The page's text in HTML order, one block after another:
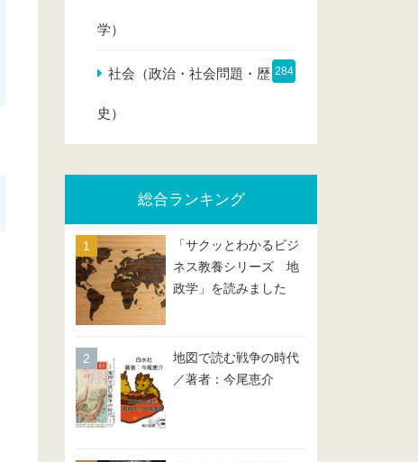
学）
社会（政治・社会問題・歴
史）
284
総合ランキング
「サクッとわかるビジ
ネス教養シリーズ 地
政学」を読みました
地図で読む戦争の時代
／著者：今尾恵介